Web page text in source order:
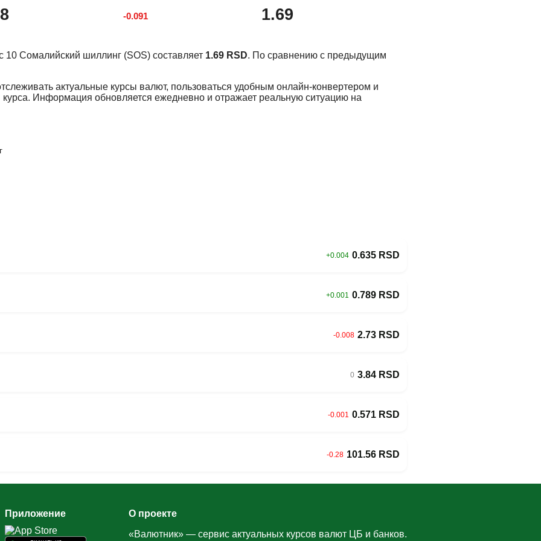
-0.091 1.69
10 Сомалийский шиллинг (SOS) составляет 1.69 RSD. По сравнению с предыдущим
актуальные курсы валют, пользоваться удобным онлайн-конвертером и
курса. Информация обновляется ежедневно и отражает реальную ситуацию на
+0.004 0.635 RSD
+0.001 0.789 RSD
-0.008 2.73 RSD
0 3.84 RSD
-0.001 0.571 RSD
-0.28 101.56 RSD
Приложение
О проекте
«Валютник» — сервис актуальных курсов валют ЦБ и банков.